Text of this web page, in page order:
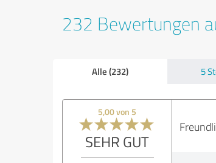
232 Bewertungen
Alle (232) 5
5,00 von 5
SEHR GUT